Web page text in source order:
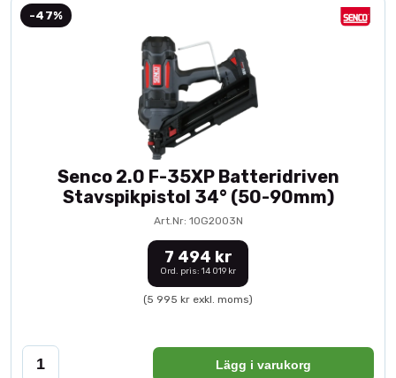
-47%
Senco 2.0 F-35XP Batteridriven
Stavspikpistol 34° (50-90mm)
Art.Nr: 10G2003N
7 494 kr
Ord. pris: 14 019 kr
(5 995 kr exkl. moms)
Lägg i varukorg